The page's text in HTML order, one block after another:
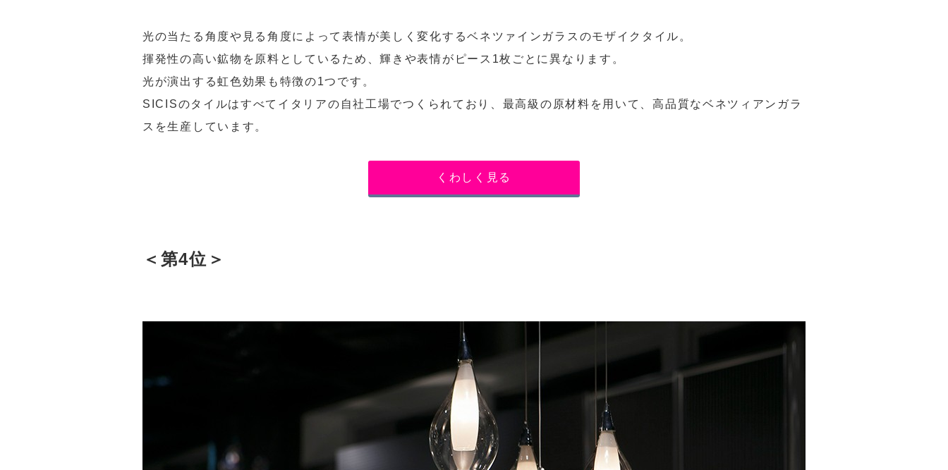
光の当たる角度や見る角度によって表情が美しく変化するベネツァインガラスのモザイクタイル。
揮発性の高い鉱物を原料としているため、輝きや表情がピース1枚ごとに異なります。
光が演出する虹色効果も特徴の1つです。
SICISのタイルはすべてイタリアの自社工場でつくられており、最高級の原材料を用いて、高品質なベネツィアンガラ
スを生産しています。
くわしく見る
＜第4位＞